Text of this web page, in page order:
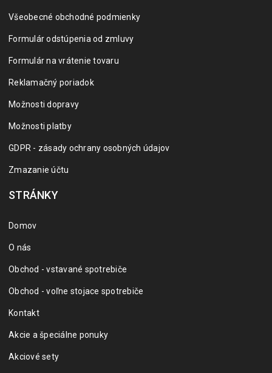
Všeobecné obchodné podmienky
Formulár odstúpenia od zmluvy
Formulár na vrátenie tovaru
Reklamačný poriadok
Možnosti dopravy
Možnosti platby
GDPR - zásady ochrany osobných údajov
Zmazanie účtu
STRÁNKY
Domov
O nás
Obchod - vstavané spotrebiče
Obchod - voľne stojace spotrebiče
Kontakt
Akcie a špeciálne ponuky
Akciové sety